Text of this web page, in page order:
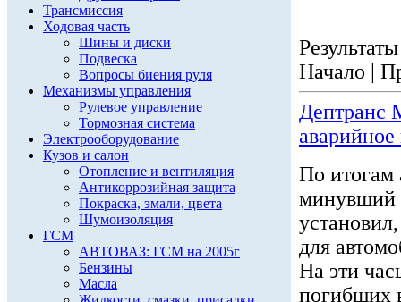
Трансмиссия
Ходовая часть
Шины и диски
Подвеска
Вопросы биения руля
Механизмы управления
Рулевое управление
Тормозная система
Электрооборудование
Кузов и салон
Отопление и вентиляция
Антикоррозийная защита
Покраска, эмали, цвета
Шумоизоляция
ГСМ
АВТОВАЗ: ГСМ на 2005г
Бензины
Масла
Начало |
Дептранс
аварийное
По итогам
минувший
для
На эти
погибших